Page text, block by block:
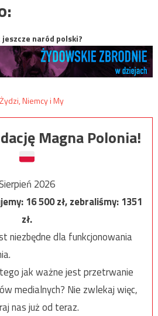
jeszcze naród polski?
Magna Polonia!
2026
16 500zł, zebraliśmy:1351
zł.
niezbędne dla funkcjonowania
jak ważne jest przetrwanie
medialnych? Nie zwlekaj więc,
nas już od teraz.